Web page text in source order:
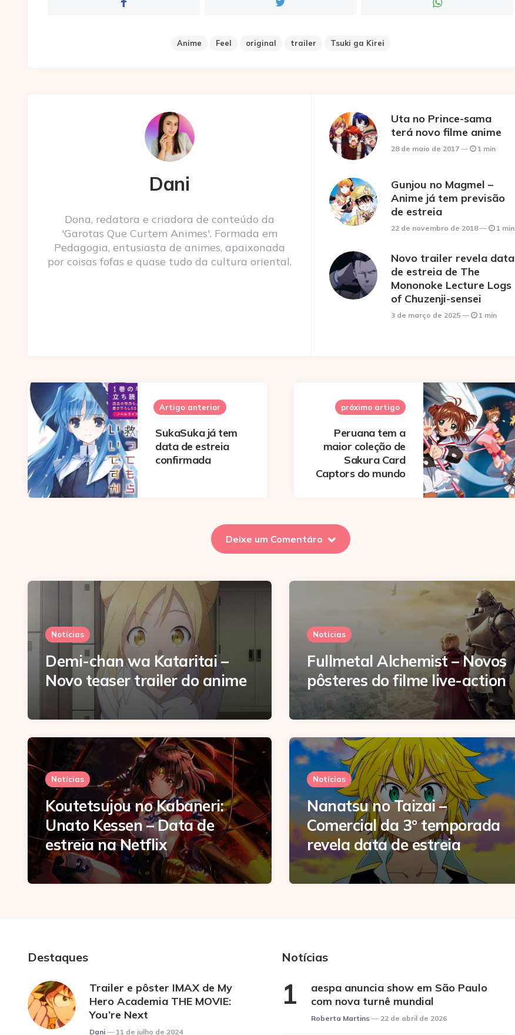
Anime Feel original trailer Tsuki ga Kirei
Dani
Dona, redatora e criadora de conteúdo da
'Garotas Que Curtem Animes'. Formada em
Pedagogia, entusiasta de animes, apaixonada
por coisas fofas e quase tudo da cultura oriental.
Uta no Prince-sama
terá novo filme anime
28 de maio de 2017 1 min
Gunjou no Magmel –
Anime já tem previsão
de estreia
22 de novembro de 2018 1 min
Novo trailer revela data
de estreia de The
Mononoke Lecture Logs
of Chuzenji-sensei
3 de março de 2025 1 min
Post
navigation
Artigo anterior
SukaSuka já tem
data de estreia
confirmada
próximo artigo
Peruana tem a
maior coleção de
Sakura Card
Captors do mundo
Deixe um Comentáro
Notícias
Demi-chan wa Kataritai –
Novo teaser trailer do anime
Notícias
Fullmetal Alchemist – Novos
pôsteres do filme live-action
Notícias
Koutetsujou no Kabaneri:
Unato Kessen – Data de
estreia na Netflix
Notícias
Nanatsu no Taizai –
Comercial da 3º temporada
revela data de estreia
Destaques
Trailer e pôster IMAX de My
Hero Academia THE MOVIE:
You’re Next
Posted
Dani 11 de julho de 2024
Notícias
aespa anuncia show em São Paulo
com nova turnê mundial
Posted
Roberta Martins 22 de abril de 2026